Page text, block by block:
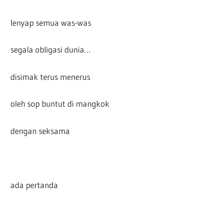
lenyap semua was-was
segala obligasi dunia…
disimak terus menerus
oleh sop buntut di mangkok
dengan seksama
ada pertanda